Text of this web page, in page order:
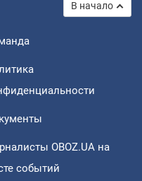
В начало
OBOZ.UA на
событий